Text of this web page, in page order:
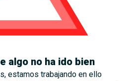
algo no ha ido bien
estamos trabajando en ello